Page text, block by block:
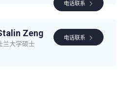
电话联系
Zeng
兰大学硕士
电话联系